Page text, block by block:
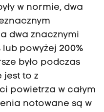
w normie, dwa
dwa znacznymi
powyżej 200%
było podczas
jest to z
powietrza w całym
notowane są w